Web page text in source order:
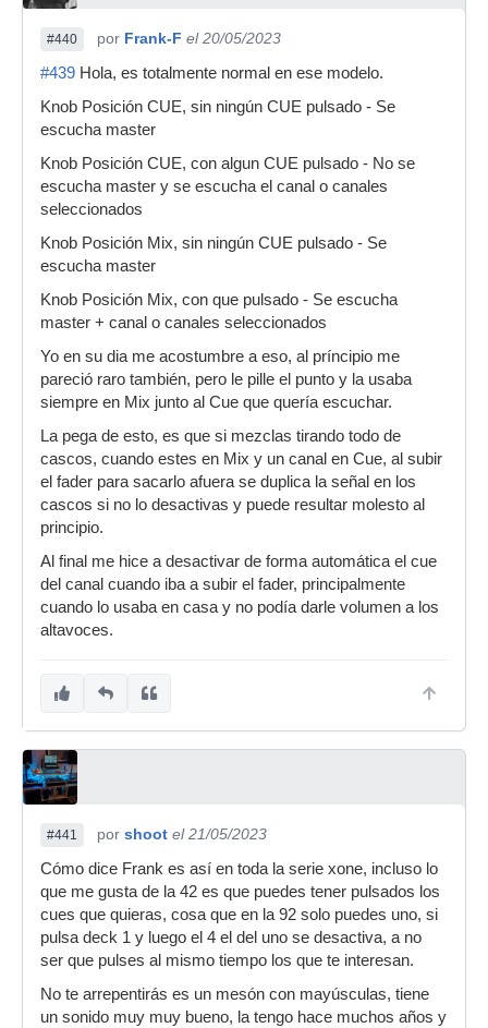
#440 por Frank-F el 20/05/2023
#439 Hola, es totalmente normal en ese modelo.
Knob Posición CUE, sin ningún CUE pulsado - Se
escucha master
Knob Posición CUE, con algun CUE pulsado - No se
escucha master y se escucha el canal o canales
seleccionados
Knob Posición Mix, sin ningún CUE pulsado - Se
escucha master
Knob Posición Mix, con que pulsado - Se escucha
master + canal o canales seleccionados
Yo en su dia me acostumbre a eso, al príncipio me
pareció raro también, pero le pille el punto y la usaba
siempre en Mix junto al Cue que quería escuchar.
La pega de esto, es que si mezclas tirando todo de
cascos, cuando estes en Mix y un canal en Cue, al subir
el fader para sacarlo afuera se duplica la señal en los
cascos si no lo desactivas y puede resultar molesto al
principio.
Al final me hice a desactivar de forma automática el cue
del canal cuando iba a subir el fader, principalmente
cuando lo usaba en casa y no podía darle volumen a los
altavoces.
#441 por shoot el 21/05/2023
Cómo dice Frank es así en toda la serie xone, incluso lo
que me gusta de la 42 es que puedes tener pulsados los
cues que quieras, cosa que en la 92 solo puedes uno, si
pulsa deck 1 y luego el 4 el del uno se desactiva, a no
ser que pulses al mismo tiempo los que te interesan.
No te arrepentirás es un mesón con mayúsculas, tiene
un sonido muy muy bueno, la tengo hace muchos años y